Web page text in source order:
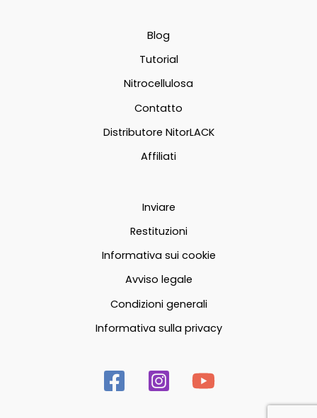
essere
scelte
nella
prodotto
Blog
Tutorial
Nitrocellulosa
Contatto
Distributore NitorLACK
Affiliati
Inviare
Restituzioni
Informativa sui cookie
Avviso legale
Condizioni generali
Informativa sulla privacy